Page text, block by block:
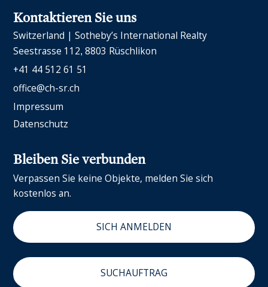
Kontaktieren Sie uns
Switzerland | Sotheby’s International Realty
Seestrasse 112 8803 Rüschlikon
+41 44 512 61 51
office@ch-sr.ch
Impressum
Datenschutz
Bleiben Sie verbunden
Verpassen Sie keine Objekte, melden Sie sich
kostenlos an.
SICH ANMELDEN
SUCHAUFTRAG